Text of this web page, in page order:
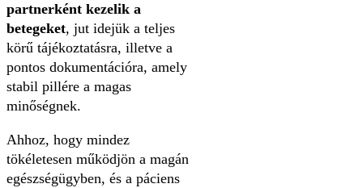
partnerként kezelik a
betegeket, jut idejük a teljes
körű tájékoztatásra, illetve a
pontos dokumentációra, amely
stabil pillére a magas
minőségnek.
Ahhoz, hogy mindez
tökéletesen működjön a magán
egészségügyben, és a páciens